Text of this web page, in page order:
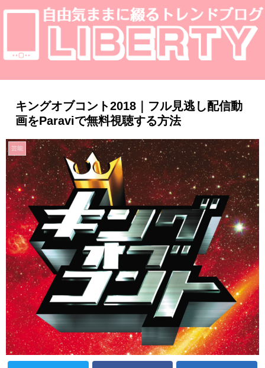
キングオブコント2018｜フル見逃し配信動
画をParaviで無料視聴する方法
芸能